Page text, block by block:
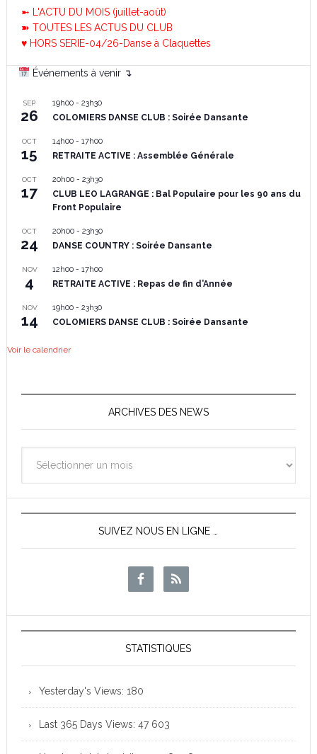
➼ L'ACTU DU MOIS (juillet-août)
➽ TOUTES LES ACTUS DU CLUB
♥ HORS SERIE-04/26-Danse à Claquettes
Événements à venir ↴
SEP
26
19h00- 23h30
COLOMIERS DANSE CLUB : Soirée Dansante
OCT
15
14h00- 17h00
RETRAITE ACTIVE : Assemblée Générale
OCT
17
20h00- 23h30
CLUB LEO LAGRANGE : Bal Populaire pour les 90 ans du
Front Populaire
OCT
24
20h00- 23h30
DANSE COUNTRY : Soirée Dansante
NOV
4
12h00- 17h00
RETRAITE ACTIVE : Repas de fin d’Année
NOV
14
19h00- 23h30
COLOMIERS DANSE CLUB : Soirée Dansante
Voir le calendrier
ARCHIVES DES NEWS
des
News
SUIVEZ NOUS EN LIGNE …
STATISTIQUES
Yesterday's Views: 180
Last 365 Days Views: 47 603